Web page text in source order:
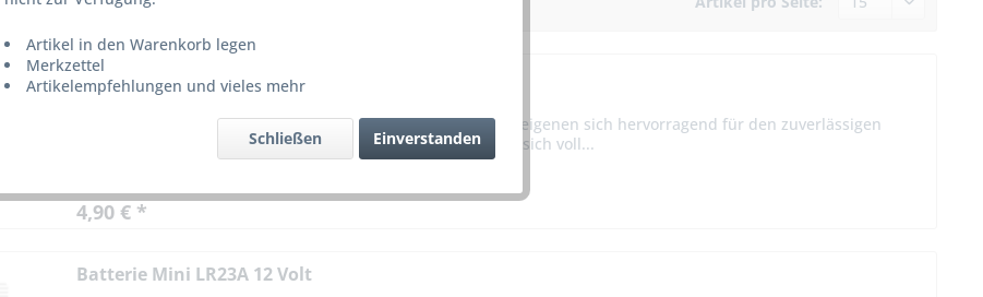
Batterie Block 9 Volt
Batterie 9V Block Stromversorgung Die Mehrzweckbatterien eigenen sich hervorragend für den zuverlässigen
Betrieb von Alltagsgeräten. Auf unsere Batterien können Sie sich voll...
4,90 € *
Batterie Mini LR23A 12 Volt
Artikel in den Warenkorb legen
Merkzettel
Artikelempfehlungen und vieles mehr
Einverstanden
Schließen